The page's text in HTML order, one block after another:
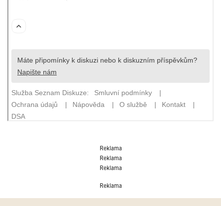
Reklama
Reklama
Reklama
Reklama